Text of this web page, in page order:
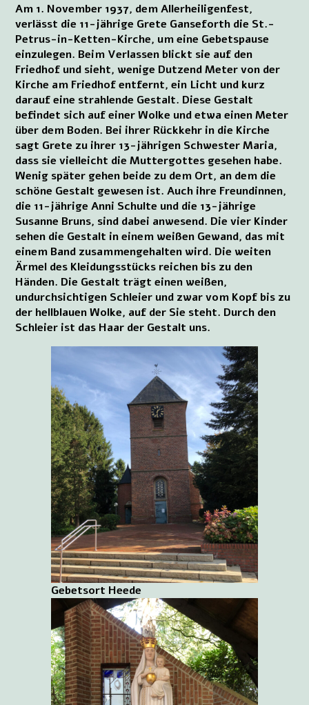
Am 1. November 1937, dem Allerheiligenfest,
verlässt die 11-jährige Grete Ganseforth die St.-
Petrus-in-Ketten-Kirche, um eine Gebetspause
einzulegen. Beim Verlassen blickt sie auf den
Friedhof und sieht, wenige Dutzend Meter von der
Kirche am Friedhof entfernt, ein Licht und kurz
darauf eine strahlende Gestalt. Diese Gestalt
befindet sich auf einer Wolke und etwa einen Meter
über dem Boden. Bei ihrer Rückkehr in die Kirche
sagt Grete zu ihrer 13-jährigen Schwester Maria,
dass sie vielleicht die Muttergottes gesehen habe.
Wenig später gehen beide zu dem Ort, an dem die
schöne Gestalt gewesen ist. Auch ihre Freundinnen,
die 11-jährige Anni Schulte und die 13-jährige
Susanne Bruns, sind dabei anwesend. Die vier Kinder
sehen die Gestalt in einem weißen Gewand, das mit
einem Band zusammengehalten wird. Die weiten
Ärmel des Kleidungsstücks reichen bis zu den
Händen. Die Gestalt trägt einen weißen,
undurchsichtigen Schleier und zwar vom Kopf bis zu
der hellblauen Wolke, auf der Sie steht. Durch den
Schleier ist das Haar der Gestalt uns.
Gebetsort Heede